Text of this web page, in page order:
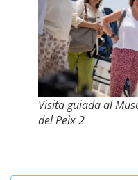
Visita guiada al
del Peix 2